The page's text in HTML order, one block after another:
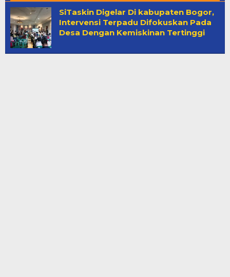
SiTaskin Digelar Di kabupaten Bogor,
Intervensi Terpadu Difokuskan Pada
Desa Dengan Kemiskinan Tertinggi